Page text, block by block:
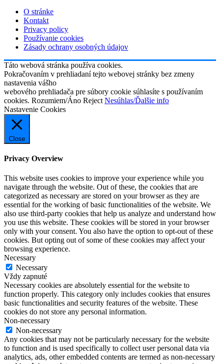
O stránke
Kontakt
Privacy policy
Používanie cookies
Zásady ochrany osobných údajov
Táto webová stránka používa cookies.
Pokračovaním v prehliadaní tejto webovej stránky bez zmeny
nastavenia vášho
webového prehliadača pre súbory cookie súhlasíte s používaním
cookies. Rozumiem/Áno Reject Nesúhlas/Ďalšie info
Nastavenie Cookies
Close
Privacy Overview
This website uses cookies to improve your experience while you
navigate through the website. Out of these, the cookies that are
categorized as necessary are stored on your browser as they are
essential for the working of basic functionalities of the website. We
also use third-party cookies that help us analyze and understand how
you use this website. These cookies will be stored in your browser
only with your consent. You also have the option to opt-out of these
cookies. But opting out of some of these cookies may affect your
browsing experience.
Necessary
Necessary
Vždy zapnuté
Necessary cookies are absolutely essential for the website to
function properly. This category only includes cookies that ensures
basic functionalities and security features of the website. These
cookies do not store any personal information.
Non-necessary
Non-necessary
Any cookies that may not be particularly necessary for the website
to function and is used specifically to collect user personal data via
analytics, ads, other embedded contents are termed as non-necessary